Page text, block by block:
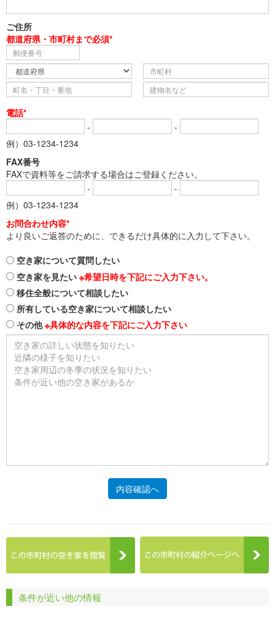
ご住所
都道府県・市町村まで必須*
電話*
-
-
例）03-1234-1234
FAX番号
FAXで資料等をご請求する場合はご登録ください。
-
-
例）03-1234-1234
お問合わせ内容*
より良いご返答のために、できるだけ具体的に入力して下さい。
空き家について質問したい
空き家を見たい ※希望日時を下記にご入力下さい。
移住全般について相談したい
所有している空き家について相談したい
その他※具体的な内容を下記にご入力下さい
内容確認へ
条件が近い他の情報